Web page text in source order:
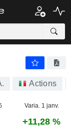
+0,25 %
Actions
Varia. 1 janv.
+11,28 %